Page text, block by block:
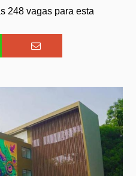
248 vagas para esta